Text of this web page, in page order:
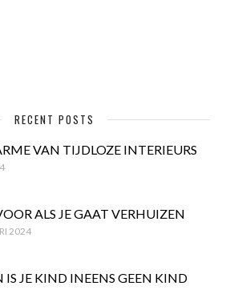
RECENT POSTS
VAN TIJDLOZE INTERIEURS
ALS JE GAAT VERHUIZEN
2024
IS JE KIND INEENS GEEN KIND